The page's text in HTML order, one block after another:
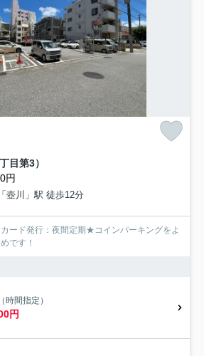
目第3）
円
壺川」駅 徒歩12分
ード発行：夜間定期★コインパーキングをよ
です！
間指定）
円